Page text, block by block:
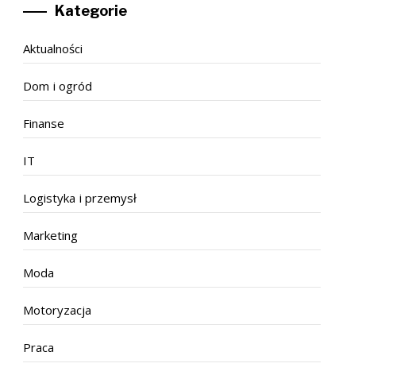
Kategorie
Aktualności
Dom i ogród
Finanse
IT
Logistyka i przemysł
Marketing
Moda
Motoryzacja
Praca